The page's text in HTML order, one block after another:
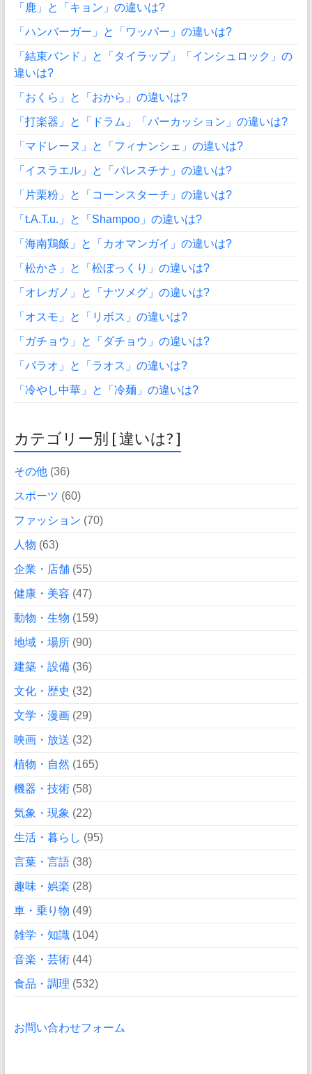
「鹿」と「キョン」の違いは?
「ハンバーガー」と「ワッパー」の違いは?
「結束バンド」と「タイラップ」「インシュロック」の
違いは?
「おくら」と「おから」の違いは?
「打楽器」と「ドラム」「パーカッション」の違いは?
「マドレーヌ」と「フィナンシェ」の違いは?
「イスラエル」と「パレスチナ」の違いは?
「片栗粉」と「コーンスターチ」の違いは?
「t.A.T.u.」と「Shampoo」の違いは?
「海南鶏飯」と「カオマンガイ」の違いは?
「松かさ」と「松ぼっくり」の違いは?
「オレガノ」と「ナツメグ」の違いは?
「オスモ」と「リボス」の違いは?
「ガチョウ」と「ダチョウ」の違いは?
「パラオ」と「ラオス」の違いは?
「冷やし中華」と「冷麺」の違いは?
カテゴリー別 [ 違いは? ]
その他(36)
スポーツ (60)
ファッション (70)
人物 (63)
企業・店舗(55)
健康・美容 (47)
動物・生物 (159)
地域・場所(90)
建築・設備(36)
文化・歴史 (32)
文学・漫画(29)
映画・放送 (32)
植物・自然 (165)
機器・技術(58)
気象・現象 (22)
生活・暮らし (95)
言葉・言語(38)
趣味・娯楽 (28)
車・乗り物 (49)
雑学・知識(104)
音楽・芸術(44)
食品・調理 (532)
お問い合わせフォーム